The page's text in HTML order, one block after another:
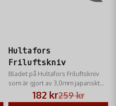
Hultafors
Friluftskniv
Bladet på Hultafors Friluftskniv ​
som är gjort av 3,0mm japanskt
knivstål har en skandinavisk
slipning och härdats till 58-60
259 kr
182 kr